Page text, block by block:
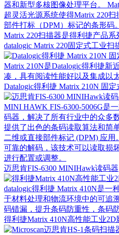
器和新型多核图像处理平台。
超灵活光源系统使得Matrix 220
部件打标（DPM）标记的条形码
Matrix 220扫描器是得利捷产品系
datalogic Matrix 220固定式工业扫
Matrix 210N是Datalogic得利捷新
凑，具有阅读性能好以及集成以
Datalogic得利捷 Matrix 210N 固
MINI HAWK FIS-6300-5006G是
码器，解决了所有行业中的众多
提供了出色的条码读取算法和简
二维或直接部件标记 (DPM) 应
可靠的解码，该技术可以读取损
进行配置或调整。
迈思肯FIS-6300 MINIHawk读码器
datalogic得利捷 Matrix 410N是一
于材料处理和物流环境中的可追
码错漏，提升条码防重性，条码
得利捷Matrix 410N高性能工业2D